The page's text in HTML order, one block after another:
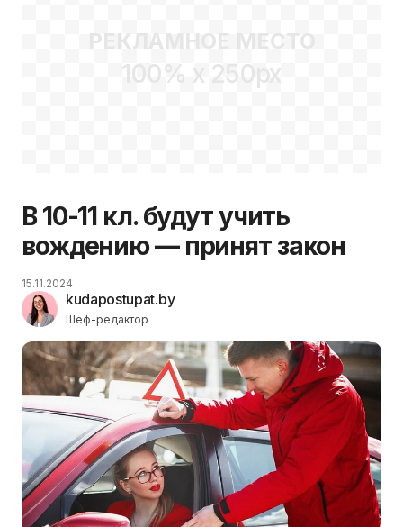
РЕКЛАМНОЕ МЕСТО
100% x 250px
В 10-11 кл. будут учить
вождению — принят закон
kudapostupat.by
Шеф-редактор
15.11.2024